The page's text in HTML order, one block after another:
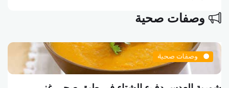
وصفات صحية
وصفات صحية